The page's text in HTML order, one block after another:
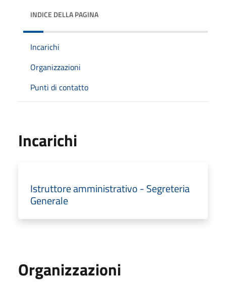
INDICE DELLA PAGINA
Incarichi
Organizzazioni
Punti di contatto
Incarichi
Istruttore amministrativo - Segreteria
Generale
Organizzazioni